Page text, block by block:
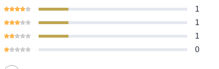
1
1
1
0